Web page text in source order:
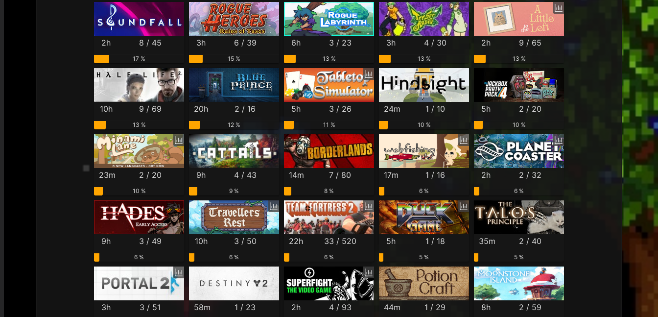
2h 8 / 45
17 %
3h 6 / 39
15 %
6h 3 / 23
13 %
3h 4 / 30
13 %
2h 9 / 65
13 %
10h 9 / 69
13 %
20h 2 / 16
12 %
5h 3 / 26
11 %
24m 1 / 10
10 %
5h 2 / 20
10 %
23m 2 / 20
10 %
9h 4 / 43
9 %
14m 7 / 80
8 %
17m 1 / 16
6 %
2h 2 / 32
6 %
9h 3 / 49
6 %
10h 3 / 50
6 %
22h 33 / 520
6 %
5h 1 / 18
5 %
35m 2 / 40
5 %
3h 3 / 51 58m 1 / 23 2h 4 / 93 44m 1 / 29 8h 2 / 59